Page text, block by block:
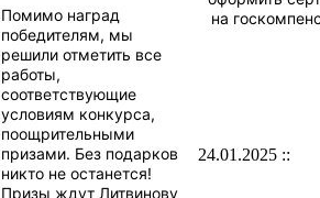
Помимо наград
победителям, мы
решили отметить все
работы,
соответствующие
условиям конкурса,
поощрительными
призами. Без подарков
никто не останется!
Призы ждут Литвинову
на
24.01.2025 ::